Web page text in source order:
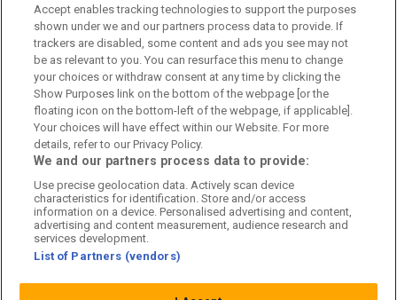
Kontakta oss
Kundtjänst
Sponsor: Rekatochklart
Annonsera på Fotbolldirekt
Redaktionell policy
Personuppgiftspolicy
Cookiepolicy
Arkiv
Accept enables tracking technologies to support the purposes
shown under we and our partners process data to provide. If
trackers are disabled, some content and ads you see may not
be as relevant to you. You can resurface this menu to change
your choices or withdraw consent at any time by clicking the
Show Purposes link on the bottom of the webpage [or the
floating icon on the bottom-left of the webpage, if applicable].
Your choices will have effect within our Website. For more
details, refer to our Privacy Policy.
We and our partners process data to provide:
Use precise geolocation data. Actively scan device
characteristics for identification. Store and/or access
information on a device. Personalised advertising and content,
advertising and content measurement, audience research and
services development.
List of Partners (vendors)